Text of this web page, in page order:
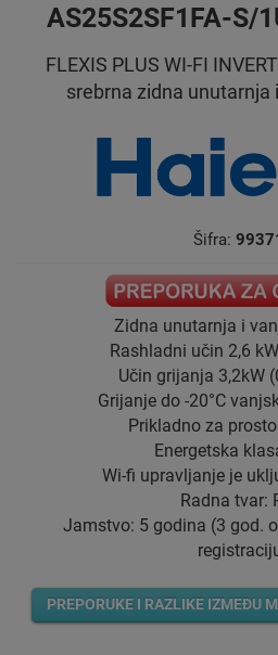
AS25S2SF1FA-S/
FLEXIS PLUS WI-FI
srebrna zidna unutarnja
Šifra:
Zidna unutarnja i
Rashladni učin 2,6
Učin grijanja 3,2kW
Grijanje do -20°C
Prikladno za
Energetska
Wi-fi upravljanje je
Radna tvar:
Jamstvo: 5 godina (3 god.
PREPORUKE I RAZLIKE IZMEĐU